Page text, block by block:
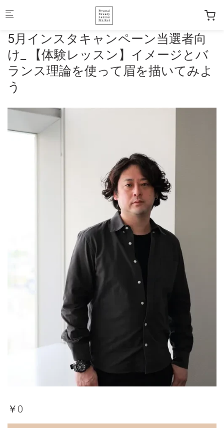
5月インスタキャンペーン当選者向
け_ 【体験レッスン】イメージとバ
ランス理論を使って眉を描いてみよ
う
￥0